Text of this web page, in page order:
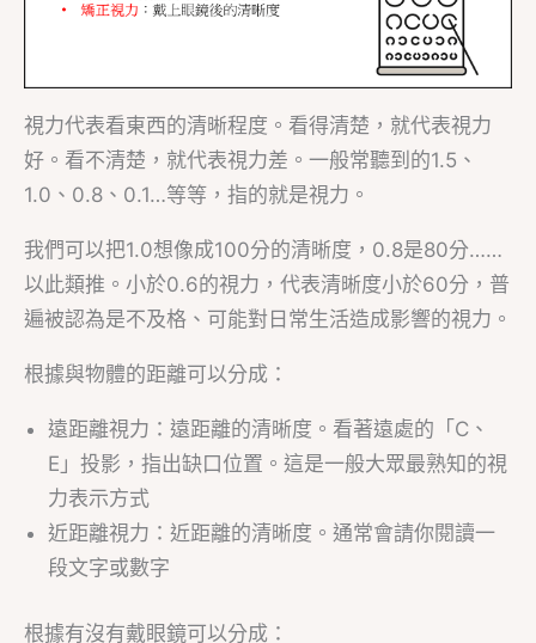
視力代表看東西的清晰程度。看得清楚，就代表視力
好。看不清楚，就代表視力差。一般常聽到的1.5、
1.0、0.8、0.1…等等，指的就是視力。
我們可以把1.0想像成100分的清晰度，0.8是80分……
以此類推。小於0.6的視力，代表清晰度小於60分，普
遍被認為是不及格、可能對日常生活造成影響的視力。
根據與物體的距離可以分成：
遠距離視力：遠距離的清晰度。看著遠處的「C、
E」投影，指出缺口位置。這是一般大眾最熟知的視
力表示方式
近距離視力：近距離的清晰度。通常會請你閱讀一
段文字或數字
根據有沒有戴眼鏡可以分成：